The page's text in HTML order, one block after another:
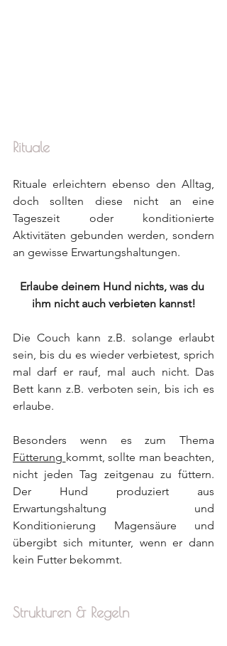
Rituale
Rituale erleichtern ebenso den Alltag,
doch sollten diese nicht an eine
Tageszeit oder konditionierte
Aktivitäten gebunden werden, sondern
an gewisse Erwartungshaltungen.
Erlaube deinem Hund nichts, was du
ihm nicht auch verbieten kannst!
Die Couch kann z.B. solange erlaubt
sein, bis du es wieder verbietest, sprich
mal darf er rauf, mal auch nicht. Das
Bett kann z.B. verboten sein, bis ich es
erlaube.
Fütterung kommt, sollte man beachten,
nicht jeden Tag zeitgenau zu füttern.
Der Hund produziert aus
Erwartungshaltung und
Konditionierung Magensäure und
übergibt sich mitunter, wenn er dann
kein Futter bekommt.
Strukturen & Regeln